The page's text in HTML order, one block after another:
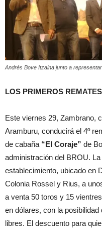
Andrés Bove Itzaina junto a
LOS PRIMEROS REMATES
Este viernes 29, Zambrano,
Aramburu, conducirá el 4º
de cabaña “El Coraje” de
administración del BROU.
establecimiento, ubicado en
Colonia Rossel y Rius, a
a venta 50 toros y 15
en dólares, con la
libres. El descuento para